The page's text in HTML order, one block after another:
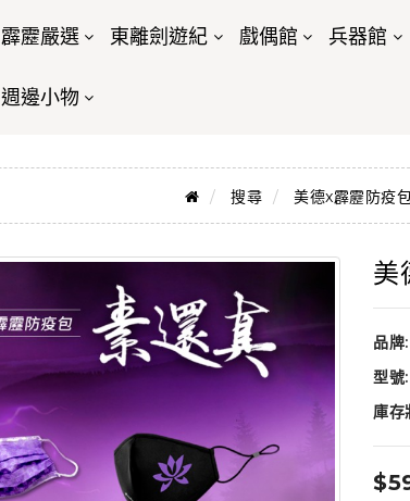
霹靂嚴選 東離劍遊紀 戲偶館 兵器館
週邊小物
搜尋 美德x霹靂防疫
美
品牌:
型號:
庫存